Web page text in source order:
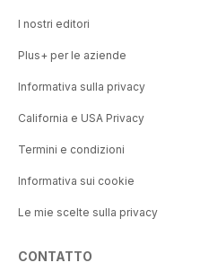
I nostri editori
Plus+ per le aziende
Informativa sulla privacy
California e USA Privacy
Termini e condizioni
Informativa sui cookie
Le mie scelte sulla privacy
CONTATTO